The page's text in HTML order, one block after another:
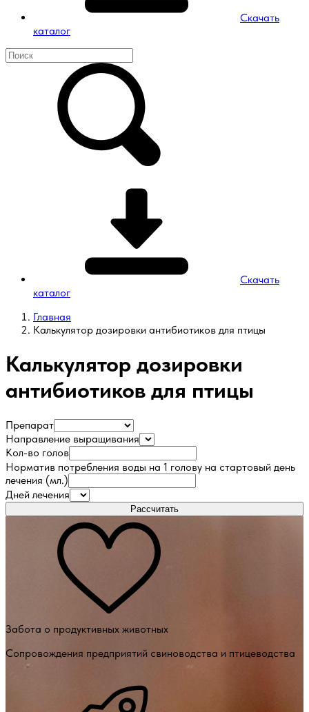
Скачать
каталог
Скачать
каталог
Главная
Калькулятор дозировки антибиотиков для птицы
Калькулятор дозировки
антибиотиков для птицы
Препарат
Направление выращивания
Кол-во голов
Норматив потребления воды на 1 голову на стартовый день
лечения (мл.)
Дней лечения
Рассчитать
Забота о продуктивных животных
Сопровождения предприятий свиноводства и птицеводства